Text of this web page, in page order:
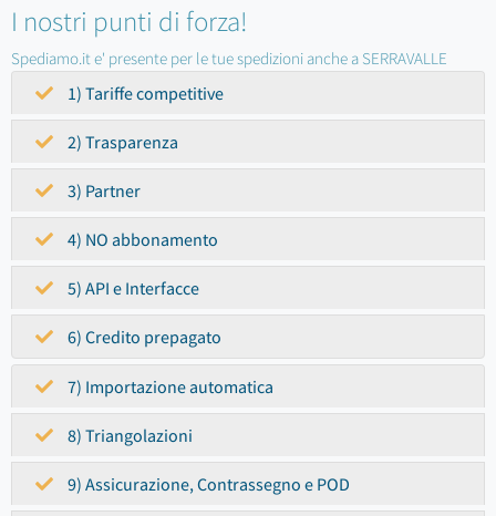
I nostri punti di forza!
Spediamo.it e' presente per le tue spedizioni anche a SERRAVALLE
1) Tariffe competitive
2) Trasparenza
3) Partner
4) NO abbonamento
5) API e Interfacce
6) Credito prepagato
7) Importazione automatica
8) Triangolazioni
9) Assicurazione, Contrassegno e POD